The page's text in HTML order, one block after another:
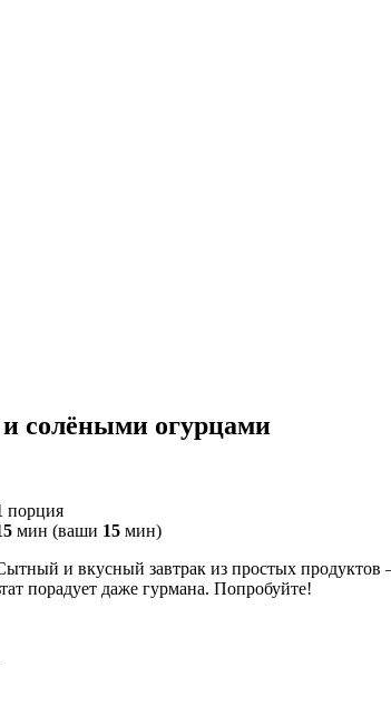
солёными огурцами
порция
мин (ваши 15 мин)
и вкусный завтрак из простых
порадует даже гурмана. Попробуйте!